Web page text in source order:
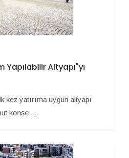
Yapılabilir Altyapı"yı
kez yatırıma uygun altyapı
konse ...